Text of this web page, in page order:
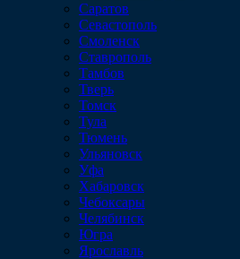
Саратов
Севастополь
Смоленск
Ставрополь
Тамбов
Тверь
Томск
Тула
Тюмень
Ульяновск
Уфа
Хабаровск
Чебоксары
Челябинск
Югра
Ярославль